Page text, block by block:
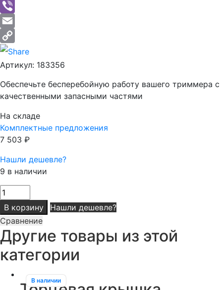
WhatsApp
Viber
Email
Copy
Link
Артикул: 183356
Обеспечьте бесперебойную работу вашего триммера с
качественными запасными частями
На складе
Комплектные предложения
7 503 ₽
Нашли дешевле?
9 в наличии
Количество
товара
Торцевая
крышка
620
M2
В корзину
Нашли дешевле?
Сравнение
Другие товары из этой
категории
В наличии